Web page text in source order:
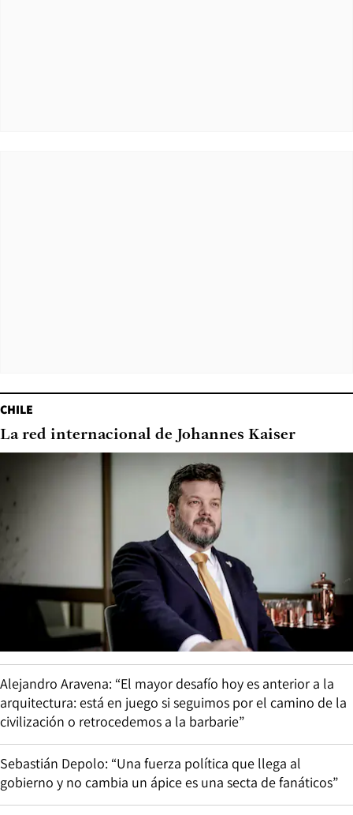
CHILE
La red internacional de Johannes Kaiser
Alejandro Aravena: “El mayor desafío hoy es anterior a la
arquitectura: está en juego si seguimos por el camino de la
civilización o retrocedemos a la barbarie”
Sebastián Depolo: “Una fuerza política que llega al
gobierno y no cambia un ápice es una secta de fanáticos”